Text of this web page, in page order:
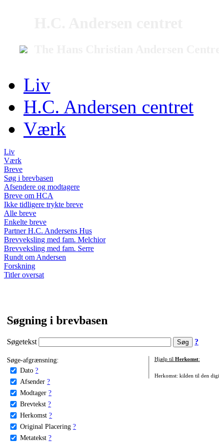
Liv
H.C. Andersen centret
Værk
Liv
Værk
Breve
Søg i brevbasen
Afsendere og modtagere
Breve om HCA
Ikke tidligere trykte breve
Alle breve
Enkelte breve
Partner H.C. Andersens Hus
Brevveksling med fam. Melchior
Brevveksling med fam. Serre
Rundt om Andersen
Forskning
Titler oversat
Søgning i brevbasen
Søgetekst ?
Søge-afgrænsning:
Dato ?
Afsender ?
Modtager ?
Brevtekst ?
Herkomst ?
Original Placering ?
Metatekst ?
Hjælp til Herkomst:
Herkomst: kilden til den